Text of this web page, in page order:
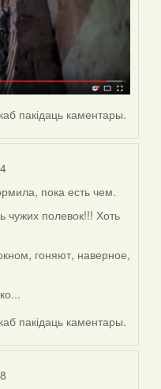
каб пакідаць каментары.
пока есть чем.
чужих полевок!!! Хоть
гоняют, наверное,
каб пакідаць каментары.